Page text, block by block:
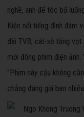
nghề, anh để tóc bổ
Kiện nổi tiếng đình đám
đài TVB, cát-xê tăng
mời đóng phim điện
"Phim này cậu không
chẳng đáng giá bao